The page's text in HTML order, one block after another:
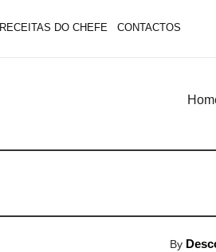
RECEITAS DO CHEFE CONTACTOS
By